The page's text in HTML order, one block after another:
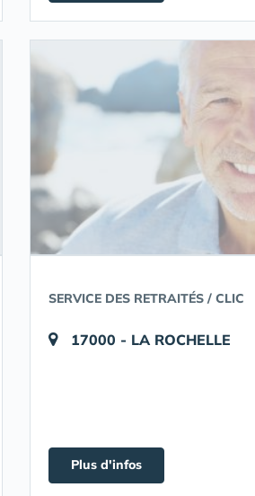
SERVICE DES RETRAITÉS / CLIC
17000 - LA ROCHELLE
Plus d'infos